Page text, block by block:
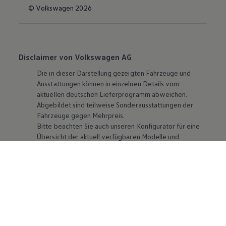
© Volkswagen 2026
Disclaimer von Volkswagen AG
Die in dieser Darstellung gezeigten Fahrzeuge und
Ausstattungen können in einzelnen Details vom
aktuellen deutschen Lieferprogramm abweichen.
Abgebildet sind teilweise Sonderausstattungen der
Fahrzeuge gegen Mehrpreis.
Bitte beachten Sie auch unseren Konfigurator für eine
Übersicht der aktuell verfügbaren Modelle und